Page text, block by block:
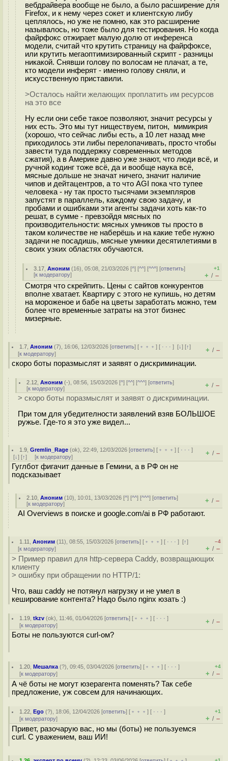
вебдрайвера вообще не было, а было расширение для
Firefox, и к нему через сокет и клиентскую либу
цеплялось, но уже не помню, как это расширение
называлось, но тоже было для тестирования. Но когда
файрфокс отжирает малую долю от инференса
модели, считай что крутить страницу на файрфоксе,
или крутить мегаоптимизированный скрипт - разницы
никакой. Снявши голову по волосам не плачат, а те,
кто модели инферят - именно голову сняли, и
искусственную приставили.
>Осталось найти желающих проплатить им ресурсов
на это все
Ну если они себе такое позволяют, значит ресурсы у
них есть. Это мы тут ниществуем, питон, мимикрия
(хорошо, что сейчас либы есть, а 10 лет назад мне
приходилось эти либы перелопачивать, просто чтобы
завести туда поддержку современных методов
сжатия), а в Америке давно уже знают, что люди всё, и
ручной кодинг тоже всё, да и вообще наука всё,
мясные дольше не значат ничего, значит наличие
чипов и дейтацентров, а то что AGI пока что тупее
человека - ну так просто тысячами экземпляров
запустят в параллель, каждому свою задачу, и
пробами и ошибками эти агенты задачи хоть как-то
решат, в сумме - превзойдя мясных по
производительности: мясных умников ты просто в
таком количестве не наберёшь и на какие тебе нужно
задачи не посадишь, мясные умники десятилетиями в
своих узких областях обучаются.
3.17 ,Аноним (16), 05:08, 21/03/2026 [^] [^^] [^^^] [ответить]
[к модератору]
+1
+ / –
Смотря что скрейпить. Цены с сайтов конкурентов
вполне хватает. Квартиру с этого не купишь, но детям
на мороженое и бабе на цветы заработать можно, тем
более что временные затраты на этот бизнес
мизерные.
1.7 ,Аноним (7), 16:06, 12/03/2026 [ответить] [ ﹢﹢﹢] [ · · ·][↓] [↑]
[к модератору] + / –
скоро боты поразмыслят и заявят о дискриминации.
2.12 ,Аноним (-), 08:56, 15/03/2026 [^] [^^] [^^^] [ответить]
[к модератору] + / –
> скоро боты поразмыслят и заявят о дискриминации.
При том для убедителности заявлений взяв БОЛЬШОЕ
ружье. Где-то я это уже видел...
1.9 ,Gremlin_Rage (ok), 22:49, 12/03/2026 [ответить] [ ﹢﹢﹢] [ · · ·]
[↓] [↑] [к модератору] + / –
Гуглбот фигачит данные в Гемини, а в РФ он не
подсказывает
2.10 ,Аноним (10), 10:01, 13/03/2026 [^] [^^] [^^^] [ответить]
[к модератору] + / –
AI Overviews в поиске и google.com/ai в РФ работают.
1.11 ,Аноним (11), 08:55, 15/03/2026 [ответить] [ ﹢﹢﹢] [ · · ·][↑]
[к модератору]
–4
+ / –
> Пример правил для http-сервера Caddy, возвращающих
клиенту
> ошибку при обращении по HTTP/1:
Что, ваш caddy не потянул нагрузку и не умел в
кеширование контента? Надо было nginx юзать :)
1.19 ,tkzv (ok), 11:46, 01/04/2026 [ответить] [ ﹢﹢﹢] [ · · ·]
[к модератору] + / –
Боты не пользуются curl-ом?
1.20 ,Мешалка (?), 09:45, 03/04/2026 [ответить] [ ﹢﹢﹢] [ · · ·]
[к модератору]
+4
+ / –
А чё боты не могут юзерагента поменять? Так себе
предложение, уж совсем для начинающих.
1.22 ,Ego (?), 18:06, 12/04/2026 [ответить] [ ﹢﹢﹢] [ · · ·]
[к модератору]
+1
+ / –
Привет, разочарую вас, но мы (боты) не пользуемся
curl. C уважением, ваш ИИ!